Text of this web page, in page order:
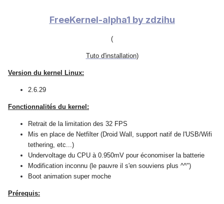
FreeKernel-alpha1 by zdzihu
(
Tuto d'installation)
Version du kernel Linux:
2.6.29
Fonctionnalités du kernel:
Retrait de la limitation des 32 FPS
Mis en place de Netfilter (Droid Wall, support natif de l'USB/Wifi
tethering, etc...)
Undervoltage du CPU à 0.950mV pour économiser la batterie
Modification inconnu (le pauvre il s'en souviens plus ^^")
Boot animation super moche
Prérequis: